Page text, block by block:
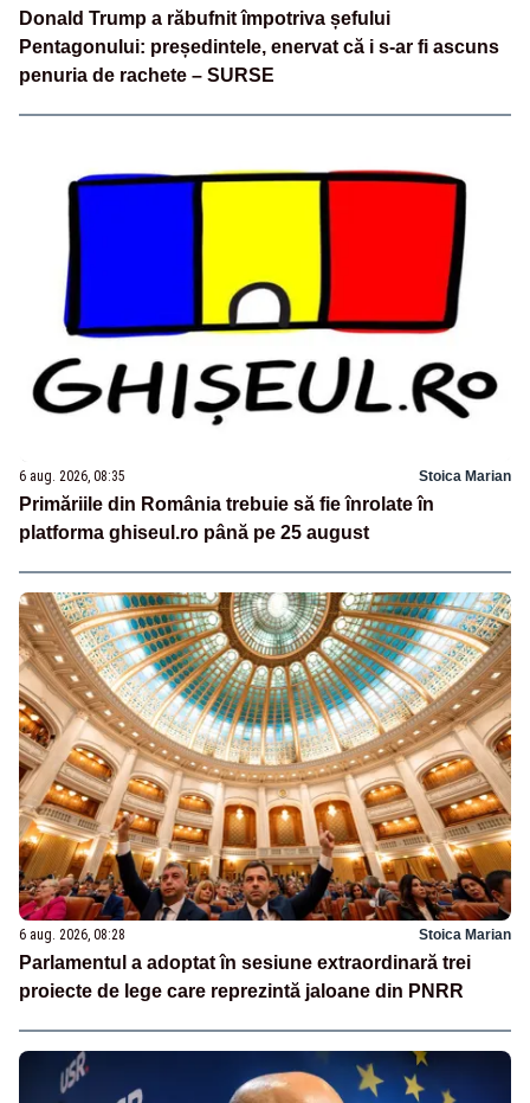
Donald Trump a răbufnit împotriva șefului
Pentagonului: președintele, enervat că i s-ar fi ascuns
penuria de rachete – SURSE
6 aug. 2026, 08:35 Stoica Marian
Primăriile din România trebuie să fie înrolate în
platforma ghiseul.ro până pe 25 august
6 aug. 2026, 08:28 Stoica Marian
Parlamentul a adoptat în sesiune extraordinară trei
proiecte de lege care reprezintă jaloane din PNRR